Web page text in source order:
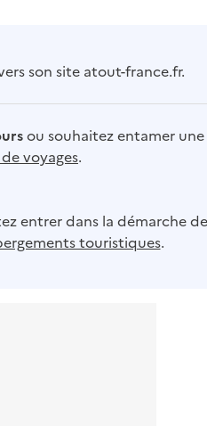
son site atout-france.fr.
ou souhaitez entamer
voyages.
entrer dans la démarche
touristiques.